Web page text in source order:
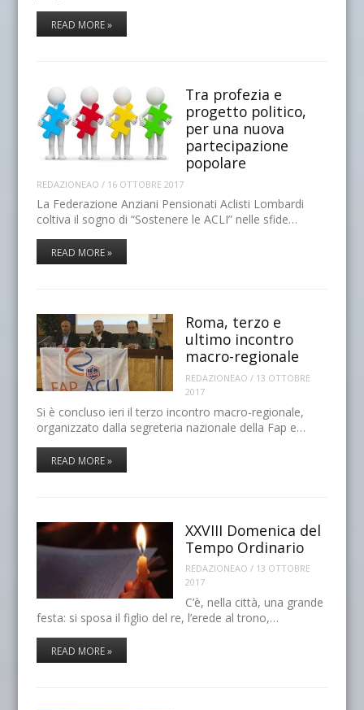
READ MORE »
Tra profezia e
progetto politico,
per una nuova
partecipazione
popolare
REDAZIONEAO / 16 OTTOBRE 2017
La Federazione Anziani Pensionati Aclisti Lombardi
coltiva il sogno di “Sostenere le ACLI” nelle sfide…
READ MORE »
Roma, terzo e
ultimo incontro
macro-regionale
REDAZIONEAO / 13 OTTOBRE
2017
Si è concluso ieri il terzo incontro macro-regionale,
organizzato dalla segreteria nazionale della Fap e…
READ MORE »
XXVIII Domenica del
Tempo Ordinario
REDAZIONEAO / 13 OTTOBRE
2017
C’è, nella città, una grande
festa: si sposa il figlio del re, l’erede al trono,…
READ MORE »